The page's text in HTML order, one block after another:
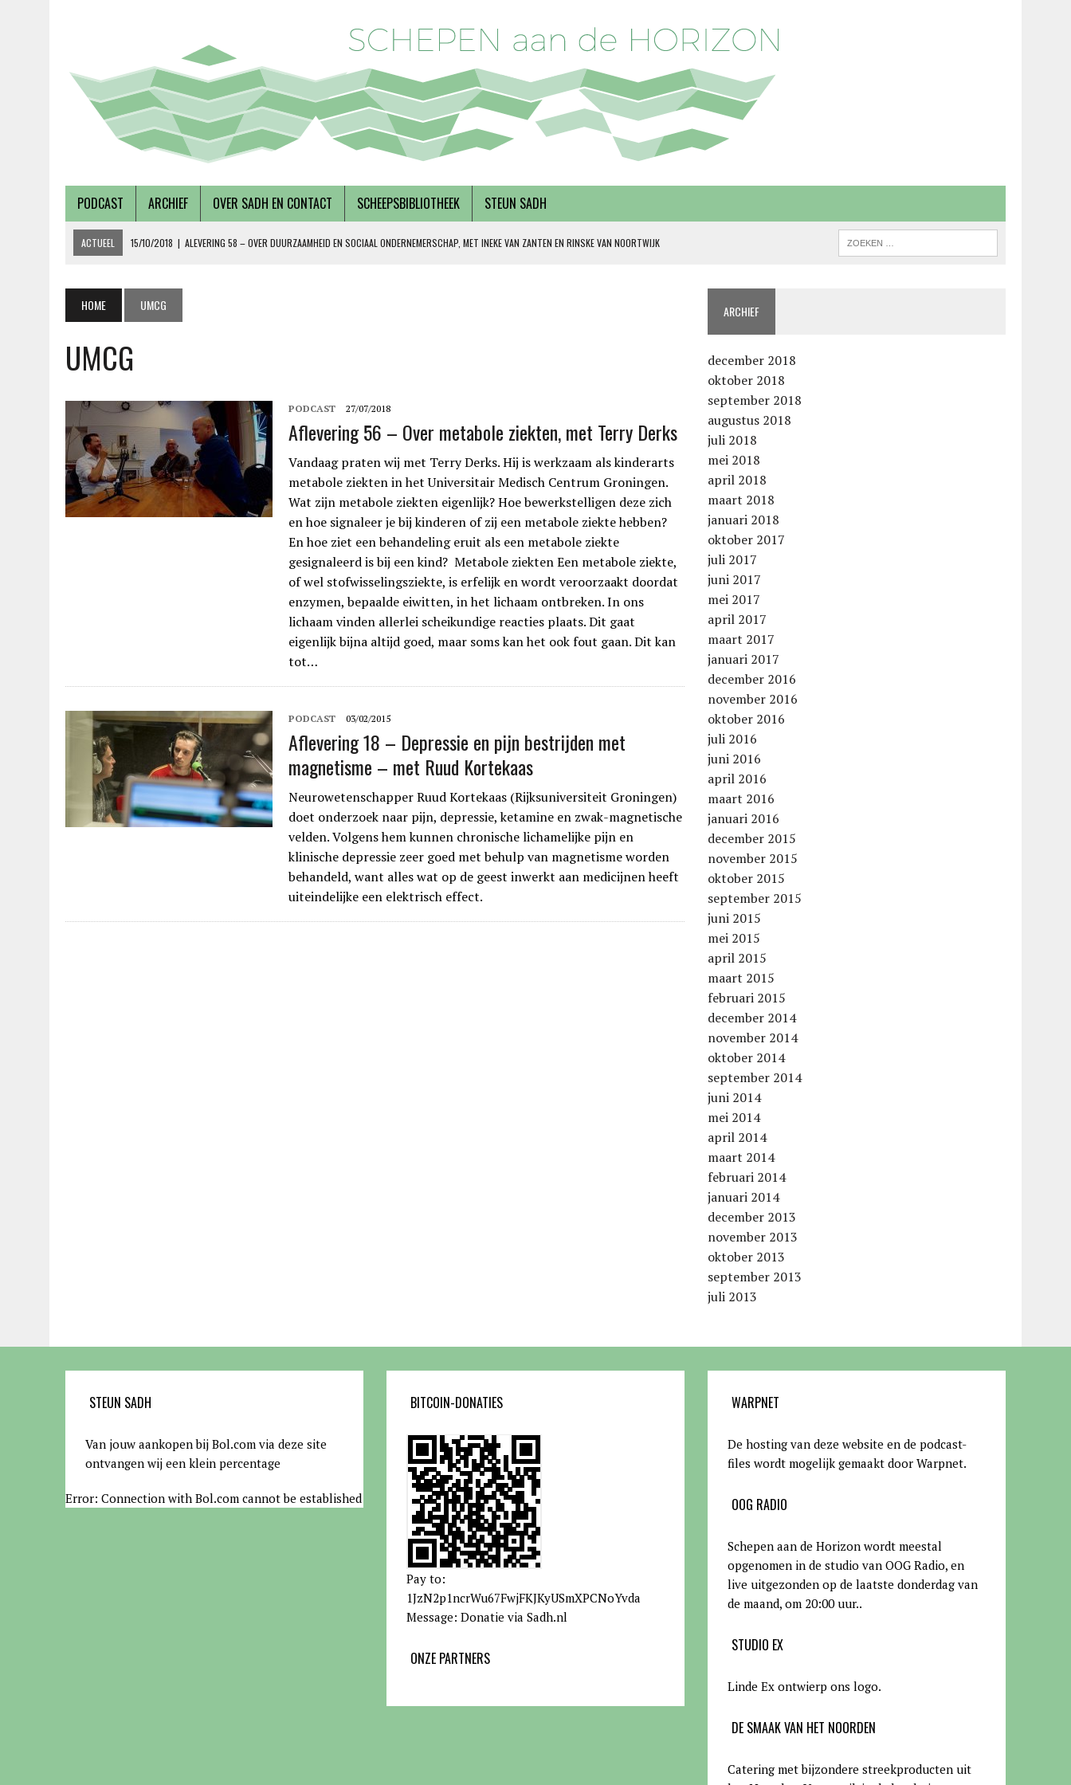
PODCAST ARCHIEF OVER SADH EN CONTACT SCHEEPSBIBLIOTHEEK STEUN SADH
ACTUEEL 15/10/2018 | ALEVERING 58 – OVER DUURZAAMHEID EN SOCIAAL ONDERNEMERSCHAP, MET INEKE VAN ZANTEN EN RINSKE VAN NOORTWIJK
27/07/2018 | AFLEVERING 56 – OVER METABOLE ZIEKTEN, MET TERRY DERKS
08/12/2018 |
HOME UMCG
UMCG
PODCAST 27/07/2018
Aflevering 56 – Over metabole ziekten, met Terry Derks
Vandaag praten wij met Terry Derks. Hij is werkzaam als kinderarts
metabole ziekten in het Universitair Medisch Centrum Groningen.
Wat zijn metabole ziekten eigenlijk? Hoe bewerkstelligen deze zich
en hoe signaleer je bij kinderen of zij een metabole ziekte hebben?
En hoe ziet een behandeling eruit als een metabole ziekte
gesignaleerd is bij een kind? Metabole ziekten Een metabole ziekte,
of wel stofwisselingsziekte, is erfelijk en wordt veroorzaakt doordat
enzymen, bepaalde eiwitten, in het lichaam ontbreken. In ons
lichaam vinden allerlei scheikundige reacties plaats. Dit gaat
eigenlijk bijna altijd goed, maar soms kan het ook fout gaan. Dit kan
tot…
PODCAST 03/02/2015
Aflevering 18 – Depressie en pijn bestrijden met
magnetisme – met Ruud Kortekaas
Neurowetenschapper Ruud Kortekaas (Rijksuniversiteit Groningen)
doet onderzoek naar pijn, depressie, ketamine en zwak-magnetische
velden. Volgens hem kunnen chronische lichamelijke pijn en
klinische depressie zeer goed met behulp van magnetisme worden
behandeld, want alles wat op de geest inwerkt aan medicijnen heeft
uiteindelijke een elektrisch effect.
ARCHIEF
december 2018
oktober 2018
september 2018
augustus 2018
juli 2018
mei 2018
april 2018
maart 2018
januari 2018
oktober 2017
juli 2017
juni 2017
mei 2017
april 2017
maart 2017
januari 2017
december 2016
november 2016
oktober 2016
juli 2016
juni 2016
april 2016
maart 2016
januari 2016
december 2015
november 2015
oktober 2015
september 2015
juni 2015
mei 2015
april 2015
maart 2015
februari 2015
december 2014
november 2014
oktober 2014
september 2014
juni 2014
mei 2014
april 2014
maart 2014
februari 2014
januari 2014
december 2013
november 2013
oktober 2013
september 2013
juli 2013
STEUN SADH
Van jouw aankopen bij Bol.com via deze site
ontvangen wij een klein percentage
Error: Connection with Bol.com cannot be established
BITCOIN-DONATIES
Pay to:
1JzN2p1ncrWu67FwjFKJKyUSmXPCNoYvda
Message: Donatie via Sadh.nl
ONZE PARTNERS
WARPNET
De hosting van deze website en de podcast-
files wordt mogelijk gemaakt door Warpnet.
OOG RADIO
Schepen aan de Horizon wordt meestal
opgenomen in de studio van OOG Radio, en
live uitgezonden op de laatste donderdag van
de maand, om 20:00 uur..
STUDIO EX
Linde Ex ontwierp ons logo.
DE SMAAK VAN HET NOORDEN
Catering met bijzondere streekproducten uit